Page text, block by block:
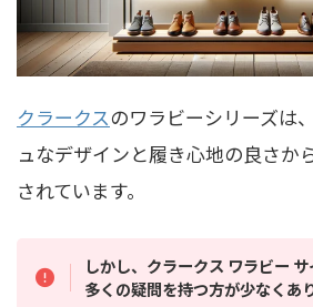
クラークスのワラビーシリーズは
ュなデザインと履き心地の良さか
されています。
しかし、クラークス ワラビー サ
多くの疑問を持つ方が少なくあ